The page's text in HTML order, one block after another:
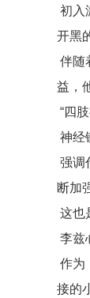
初入
开黑
伴随
益，
“四
神经
强调
断加
这也
李兹
作为
接的